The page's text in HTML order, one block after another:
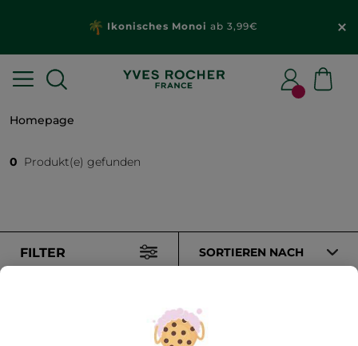
Ikonisches Monoi ab 3,99€
Homepage
0 Produkt(e) gefunden
FILTER SORTIEREN NACH